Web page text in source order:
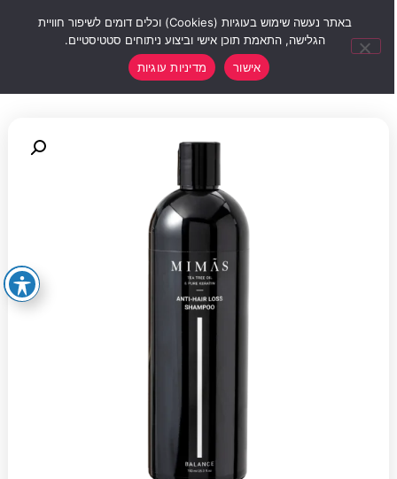
באתר נעשה שימוש בעוגיות (Cookies) וכלים דומים לשיפור חוויית
הגלישה, התאמת תוכן אישי וביצוע ניתוחים סטטיסטיים.
אישור
מדיניות עוגיות